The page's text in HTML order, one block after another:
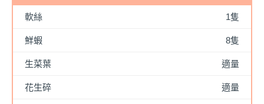
軟絲 1隻
鮮蝦 8隻
生菜葉 適量
花生碎 適量